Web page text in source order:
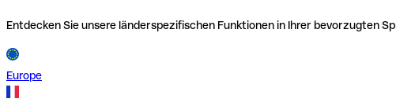
Entdecken Sie unsere länderspezifischen Funktionen in Ihrer bevorzugten
Europe